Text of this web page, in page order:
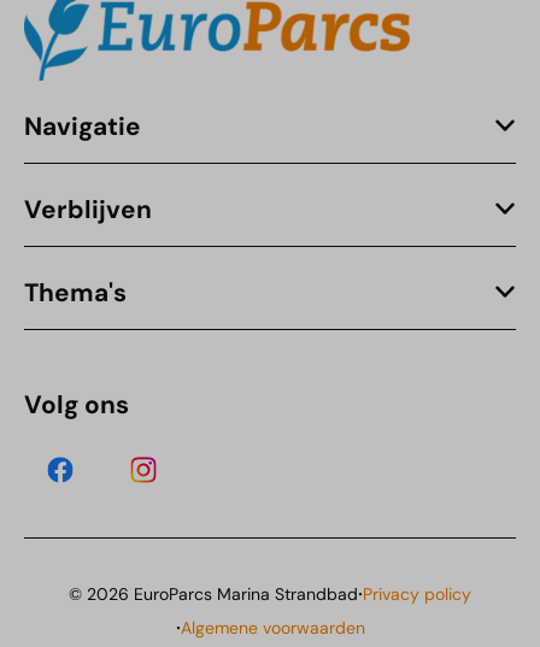
Navigatie
Verblijven
Thema's
Volg ons
© 2026 EuroParcs Marina Strandbad·Privacy policy
·Algemene voorwaarden